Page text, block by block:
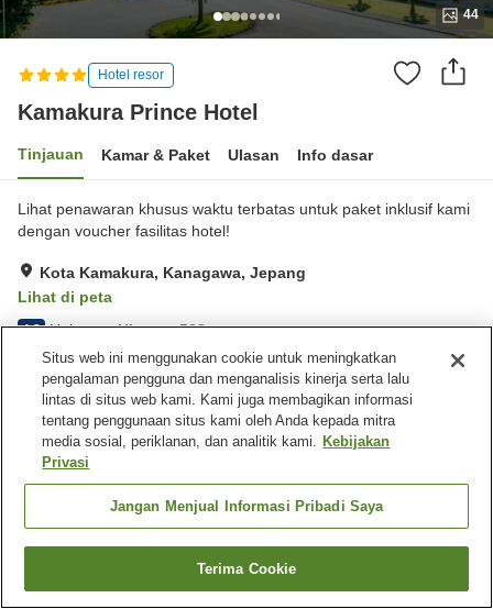
44
Hotel resor
Kamakura Prince Hotel
Tinjauan Kamar & Paket Ulasan Info dasar
Lihat penawaran khusus waktu terbatas untuk paket inklusif kami
dengan voucher fasilitas hotel!
Kota Kamakura, Kanagawa, Jepang
Lihat di peta
4.3 Hebat Ulasan:528
Fasilitas properti
Tempat parkir
Kolam renang
Restoran
Makan pribadi
Jepang Kanagawa
Kota Kamakura
Kamakura Prince Hotel
Cari kamar
Situs web ini menggunakan cookie untuk meningkatkan
pengalaman pengguna dan menganalisis kinerja serta lalu
lintas di situs web kami. Kami juga membagikan informasi
tentang penggunaan situs kami oleh Anda kepada mitra
media sosial, periklanan, dan analitik kami. Kebijakan
Privasi
Jangan Menjual Informasi Pribadi Saya
Terima Cookie